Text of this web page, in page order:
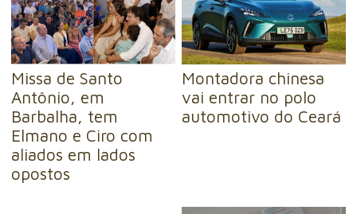
Missa de Santo
Antônio, em
Barbalha, tem
Elmano e Ciro com
aliados em lados
opostos
Montadora chinesa
vai entrar no polo
automotivo do Ceará